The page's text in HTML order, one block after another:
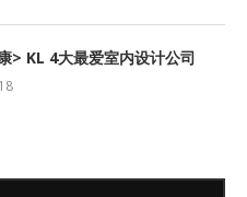
> KL 4大最爱室内设计公司